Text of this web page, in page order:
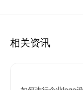
相关资讯